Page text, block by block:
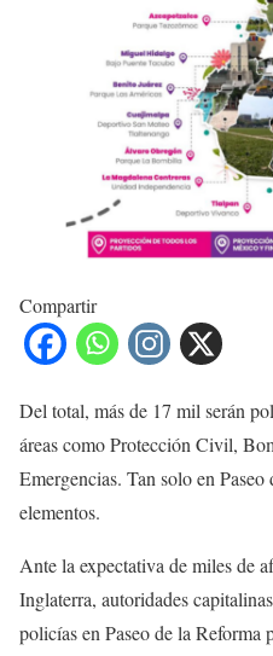
Compartir
Del total, más de 17 mil serán
áreas como Protección Civil,
Emergencias. Tan solo en
elementos.
Ante la expectativa de miles de
Inglaterra, autoridades
policías en Paseo de la